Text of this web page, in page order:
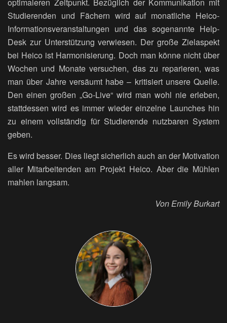
optimaleren Zeitpunkt. Bezüglich der Kommunikation mit
Studierenden und Fächern wird auf monatliche Heico-
Informationsveranstaltungen und das sogenannte Help-
Desk zur Unterstützung verwiesen. Der große Zielaspekt
bei Heico ist Harmonisierung. Doch man könne nicht über
Wochen und Monate versuchen, das zu reparieren, was
man über Jahre versäumt habe – kritisiert unsere Quelle.
Den einen großen „Go-Live“ wird man wohl nie erleben,
stattdessen wird es immer wieder einzelne Launches hin
zu einem vollständig für Studierende nutzbaren System
geben.
Es wird besser. Dies liegt sicherlich auch an der Motivation
aller Mitarbeitenden am Projekt Heico. Aber die Mühlen
mahlen langsam.
Von Emily Burkart